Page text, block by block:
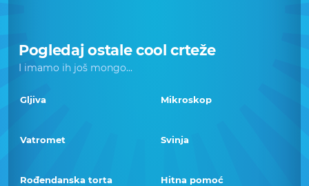
Pogledaj ostale cool crteže
I imamo ih još mongo...
Gljiva Mikroskop
Vatromet Svinja
Rođendanska torta Hitna pomoć